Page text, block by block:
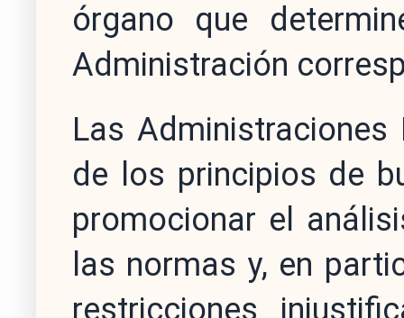
órgano que
Administración
Las
de los principios de
promocionar el
las normas y, en
restricciones